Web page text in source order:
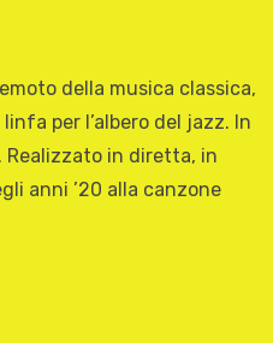
della musica classica,
per l’albero del jazz. In
Realizzato in diretta, in
anni ’20 alla canzone